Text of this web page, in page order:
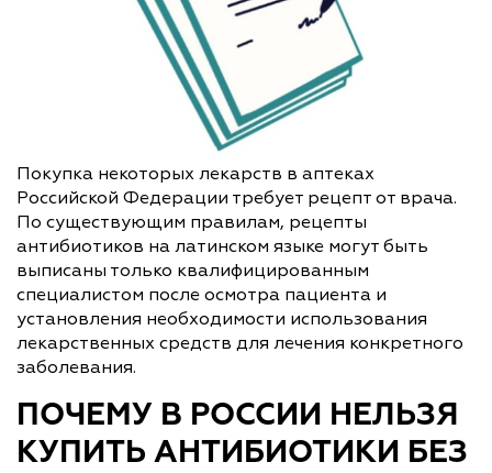
Покупка некоторых лекарств в аптеках
Российской Федерации требует рецепт от врача.
По существующим правилам, рецепты
антибиотиков на латинском языке могут быть
выписаны только квалифицированным
специалистом после осмотра пациента и
установления необходимости использования
лекарственных средств для лечения конкретного
заболевания.
ПОЧЕМУ В РОССИИ НЕЛЬЗЯ
КУПИТЬ АНТИБИОТИКИ БЕЗ